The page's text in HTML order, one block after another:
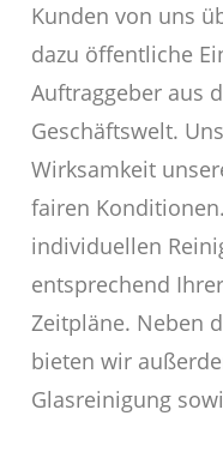
Kunden von uns
dazu öffentliche
Auftraggeber aus
Geschäftswelt.
Wirksamkeit
fairen
individuellen
entsprechend
Zeitpläne. Neben
bieten wir
Glasreinigung